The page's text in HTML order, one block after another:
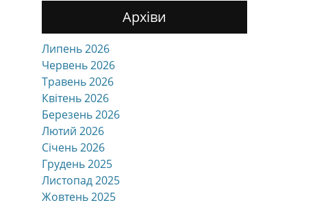
Архіви
Липень 2026
Червень 2026
Травень 2026
Квітень 2026
Березень 2026
Лютий 2026
Січень 2026
Грудень 2025
Листопад 2025
Жовтень 2025